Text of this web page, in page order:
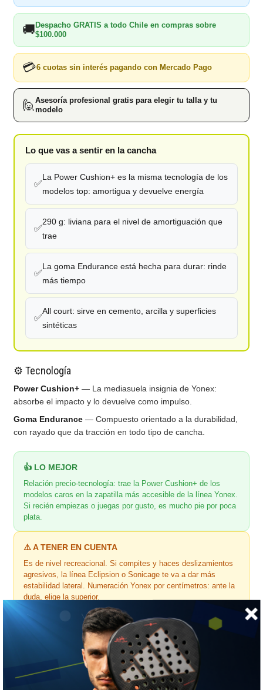
🚚Despacho GRATIS a todo Chile en compras sobre
$100.000
💳6 cuotas sin interés pagando con Mercado Pago
🙋Asesoría profesional gratis para elegir tu talla y tu
modelo
Lo que vas a sentir en la cancha
✅
La Power Cushion+ es la misma tecnología de los
modelos top: amortigua y devuelve energía
✅
290 g: liviana para el nivel de amortiguación que
trae
✅
La goma Endurance está hecha para durar: rinde
más tiempo
✅
All court: sirve en cemento, arcilla y superficies
sintéticas
⚙️ Tecnología
Power Cushion+ — La mediasuela insignia de Yonex:
absorbe el impacto y lo devuelve como impulso.
Goma Endurance — Compuesto orientado a la durabilidad,
con rayado que da tracción en todo tipo de cancha.
👍 LO MEJOR
Relación precio-tecnología: trae la Power Cushion+ de los
modelos caros en la zapatilla más accesible de la línea Yonex.
Si recién empiezas o juegas por gusto, es mucho pie por poca
plata.
⚠️ A TENER EN CUENTA
Es de nivel recreacional. Si compites y haces deslizamientos
agresivos, la línea Eclipsion o Sonicage te va a dar más
estabilidad lateral. Numeración Yonex por centímetros: ante la
duda, elige la superior.
🎯 ¿Para quién es?
Para el jugador recreacional detenisque quiere una zapatilla
cómoda, estable y que dure. También como segunda zapatilla
para entrenar sin gastar la de competición.